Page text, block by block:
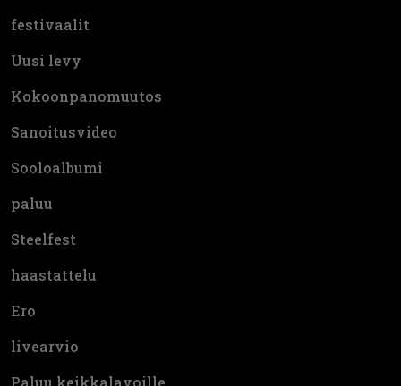
festivaalit
Uusi levy
Kokoonpanomuutos
Sanoitusvideo
Sooloalbumi
paluu
Steelfest
haastattelu
Ero
livearvio
Paluu keikkalavoille